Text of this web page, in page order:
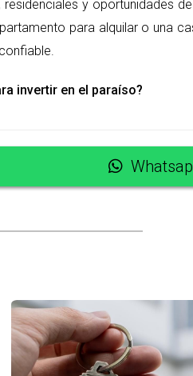
y guiarte a través de cada
en República
una propiedad?
honorarios legales y
Domingo y Punta Cana?
realices la debida diligencia antes
específica?
residenciales y oportunidades
para alquilar o una
invertir en el paraíso?